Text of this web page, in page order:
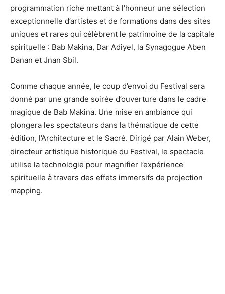
programmation riche mettant à l’honneur une sélection
exceptionnelle d’artistes et de formations dans des sites
uniques et rares qui célèbrent le patrimoine de la capitale
spirituelle : Bab Makina, Dar Adiyel, la Synagogue Aben
Danan et Jnan Sbil.
Comme chaque année, le coup d’envoi du Festival sera
donné par une grande soirée d’ouverture dans le cadre
magique de Bab Makina. Une mise en ambiance qui
plongera les spectateurs dans la thématique de cette
édition, l’Architecture et le Sacré. Dirigé par Alain Weber,
directeur artistique historique du Festival, le spectacle
utilise la technologie pour magnifier l’expérience
spirituelle à travers des effets immersifs de projection
mapping.